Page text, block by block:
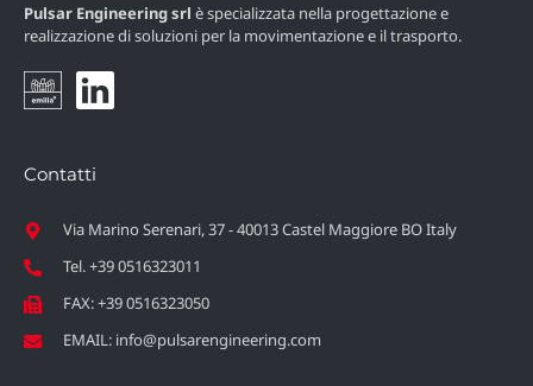
Pulsar Engineering srl è specializzata nella progettazione e
realizzazione di soluzioni per la movimentazione e il trasporto.
Contatti
Via Marino Serenari, 37 - 40013 Castel Maggiore BO Italy
Tel. +39 0516323011
FAX: +39 0516323050
EMAIL: info@pulsarengineering.com